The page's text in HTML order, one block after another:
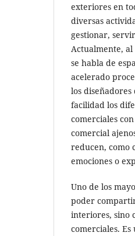
exteriores en
diversas
gestionar,
Actualmente, al
se habla de
acelerado
los
facilidad los
comerciales
comercial
reducen, como
emociones o
Uno de los
poder
interiores, sino
comerciales.